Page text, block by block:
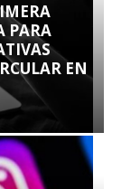
PARA
EN